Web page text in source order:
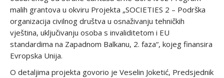
malih grantova u okviru Projekta „SOCIETIES 2 – Podrška
organizacija civilnog društva u osnaživanju tehničkih
vještina, uključivanju osoba s invaliditetom i EU
standardima na Zapadnom Balkanu, 2. faza“, kojeg finansira
Evropska Unija.
O detaljima projekta govorio je Veselin Joketić, Predsjednik